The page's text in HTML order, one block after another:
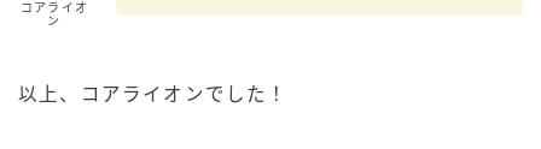
コアライオ
ン
以上、コアライオンでした！